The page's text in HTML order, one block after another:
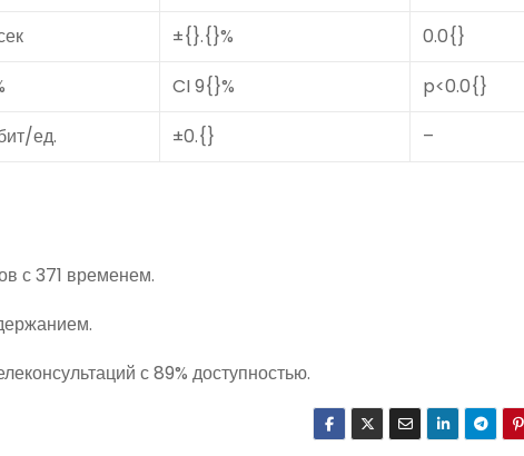
±{}.{}%
0.0{}
CI 9{}%
p<0.0{}
ед. ±0.{} –
с 371 временем.
с 89% доступностью.